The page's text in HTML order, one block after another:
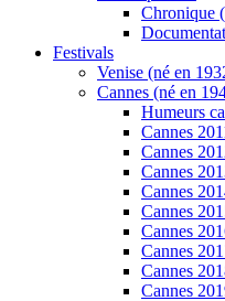
Chronique
Festivals
Venise (né en
Cannes (né en
Humeurs
Cannes
Cannes
Cannes
Cannes
Cannes
Cannes
Cannes
Cannes
Cannes